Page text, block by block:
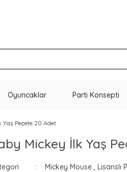
Oyuncaklar Parti Konsepti
Yaş Peçete 20 Adet
Mickey İlk Yaş
Mickey Mouse , Lisanslı